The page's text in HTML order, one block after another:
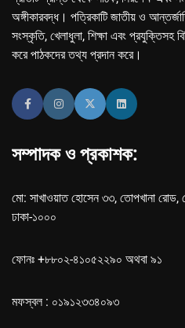
অঙ্গীকারবদ্ধ। পত্রিকাটি জাতীয় ও
সংস্কৃতি, খেলাধুলা, শিক্ষা এবং প্রযুক্তিসহ
করে পাঠকদের তথ্য প্রদান করে।
সম্পাদক ও প্রকাশক:
মো: সাখাওয়াত হোসেন ৩৩, তোপখানা রোড,
ঢাকা-১০০০
ফোনঃ +৮৮০২-৪১০৫২২৯০ অথবা ৯১
মফস্বল : ০১৯১২৩৩৪০৯৩